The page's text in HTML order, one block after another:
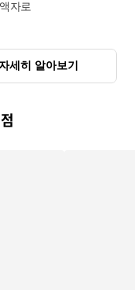
자로
세히 알아보기